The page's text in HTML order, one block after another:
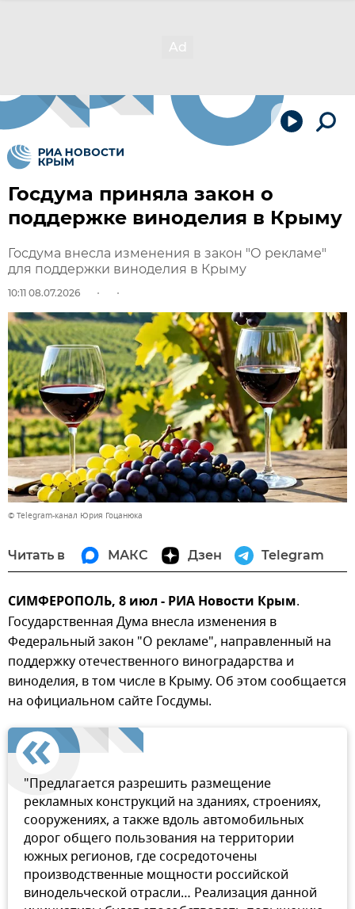
Госдума приняла закон о
поддержке виноделия в Крыму
Госдума внесла изменения в закон "О рекламе"
для поддержки виноделия в Крыму
10:11 08.07.2026
© Telegram-канал Юрия Гоцанюка
Читать в МАКС Дзен Telegram
СИМФЕРОПОЛЬ, 8 июл - РИА Новости Крым.
Государственная Дума внесла изменения в
Федеральный закон "О рекламе", направленный на
поддержку отечественного виноградарства и
виноделия, в том числе в Крыму. Об этом сообщается
на официальном сайте Госдумы.
"Предлагается разрешить размещение
рекламных конструкций на зданиях, строениях,
сооружениях, а также вдоль автомобильных
дорог общего пользования на территории
южных регионов, где сосредоточены
производственные мощности российской
винодельческой отрасли… Реализация данной